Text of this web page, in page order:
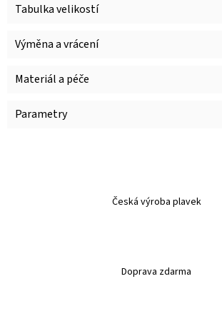
Tabulka velikostí
Výměna a vrácení
Materiál a péče
Parametry
Česká výroba plavek
Doprava zdarma